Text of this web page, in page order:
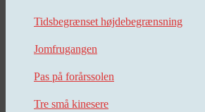
Tidsbegrænset højdebegrænsning
Jomfrugangen
Pas på forårssolen
Tre små kinesere